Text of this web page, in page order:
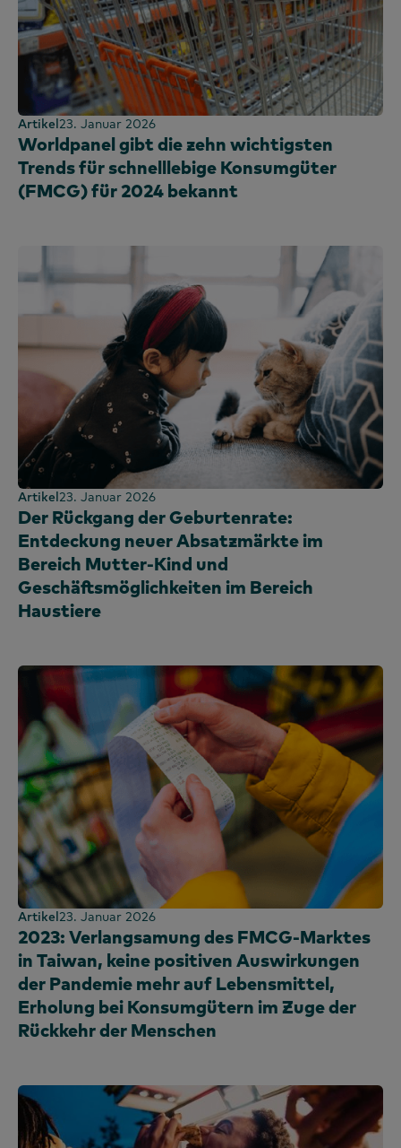
Artikel23. Januar 2026
Worldpanel gibt die zehn wichtigsten
Trends für schnelllebige Konsumgüter
(FMCG) für 2024 bekannt
Artikel23. Januar 2026
Der Rückgang der Geburtenrate:
Entdeckung neuer Absatzmärkte im
Bereich Mutter-Kind und
Geschäftsmöglichkeiten im Bereich
Haustiere
Artikel23. Januar 2026
2023: Verlangsamung des FMCG-Marktes
in Taiwan, keine positiven Auswirkungen
der Pandemie mehr auf Lebensmittel,
Erholung bei Konsumgütern im Zuge der
Rückkehr der Menschen